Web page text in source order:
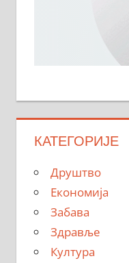
КАТЕГОРИЈЕ
Друштво
Економија
Забава
Здравље
Култура